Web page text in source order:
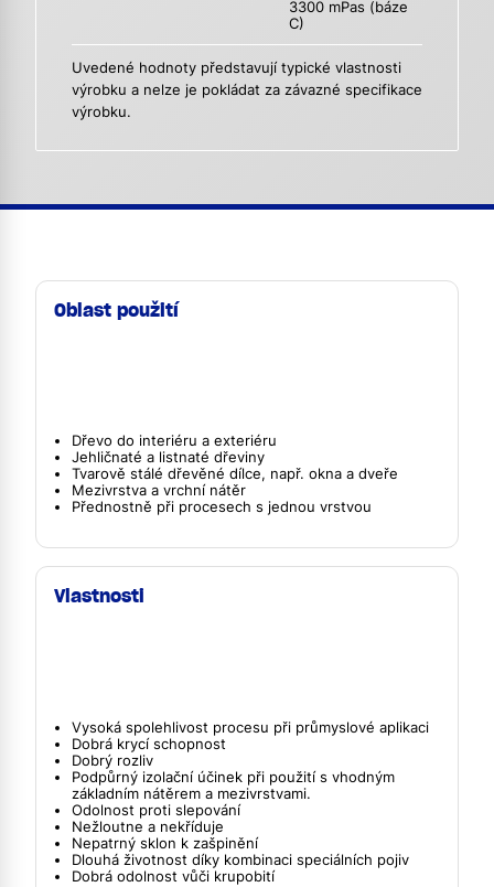
3300 mPas (báze
C)
Uvedené hodnoty představují typické vlastnosti
výrobku a nelze je pokládat za závazné specifikace
výrobku.
Oblast použití
Dřevo do interiéru a exteriéru
Jehličnaté a listnaté dřeviny
Tvarově stálé dřevěné dílce, např. okna a dveře
Mezivrstva a vrchní nátěr
Přednostně při procesech s jednou vrstvou
Vlastnosti
Vysoká spolehlivost procesu při průmyslové aplikaci
Dobrá krycí schopnost
Dobrý rozliv
Podpůrný izolační účinek při použití s vhodným
základním nátěrem a mezivrstvami.
Odolnost proti slepování
Nežloutne a nekříduje
Nepatrný sklon k zašpinění
Dlouhá životnost díky kombinaci speciálních pojiv
Dobrá odolnost vůči krupobití